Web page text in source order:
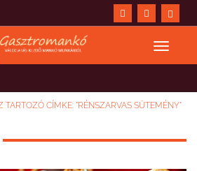
TARTOZÓ CÍMKE: "RÉNSZARVAS SÜTEMÉNY"